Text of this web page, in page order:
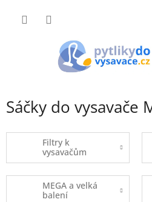
Sáčky do vysavače
Filtry k
vysavačům
MEGA a velká
balení